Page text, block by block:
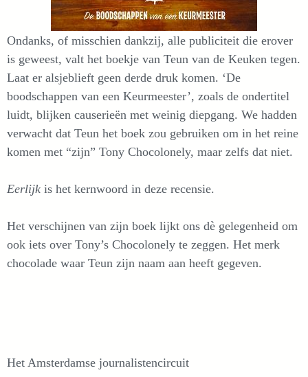
Ondanks, of misschien dankzij, alle publiciteit die erover
is geweest, valt het boekje van Teun van de Keuken tegen.
Laat er alsjeblieft geen derde druk komen. ‘De
boodschappen van een Keurmeester’, zoals de ondertitel
luidt, blijken causerieën met weinig diepgang. We hadden
verwacht dat Teun het boek zou gebruiken om in het reine
komen met “zijn” Tony Chocolonely, maar zelfs dat niet.
Eerlijk is het kernwoord in deze recensie.
Het verschijnen van zijn boek lijkt ons dè gelegenheid om
ook iets over Tony’s Chocolonely te zeggen. Het merk
chocolade waar Teun zijn naam aan heeft gegeven.
Het Amsterdamse journalistencircuit